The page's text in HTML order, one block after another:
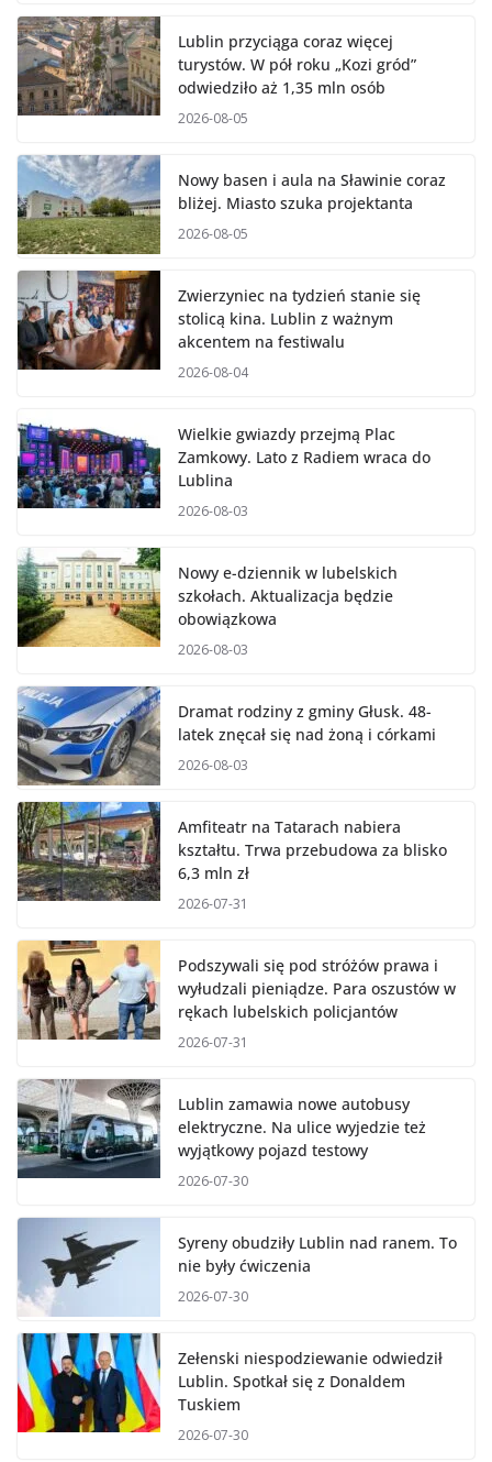
Lublin przyciąga coraz więcej
turystów. W pół roku „Kozi gród”
odwiedziło aż 1,35 mln osób
2026-08-05
Nowy basen i aula na Sławinie coraz
bliżej. Miasto szuka projektanta
2026-08-05
Zwierzyniec na tydzień stanie się
stolicą kina. Lublin z ważnym
akcentem na festiwalu
2026-08-04
Wielkie gwiazdy przejmą Plac
Zamkowy. Lato z Radiem wraca do
Lublina
2026-08-03
Nowy e-dziennik w lubelskich
szkołach. Aktualizacja będzie
obowiązkowa
2026-08-03
Dramat rodziny z gminy Głusk. 48-
latek znęcał się nad żoną i córkami
2026-08-03
Amfiteatr na Tatarach nabiera
kształtu. Trwa przebudowa za blisko
6,3 mln zł
2026-07-31
Podszywali się pod stróżów prawa i
wyłudzali pieniądze. Para oszustów w
rękach lubelskich policjantów
2026-07-31
Lublin zamawia nowe autobusy
elektryczne. Na ulice wyjedzie też
wyjątkowy pojazd testowy
2026-07-30
Syreny obudziły Lublin nad ranem. To
nie były ćwiczenia
2026-07-30
Zełenski niespodziewanie odwiedził
Lublin. Spotkał się z Donaldem
Tuskiem
2026-07-30